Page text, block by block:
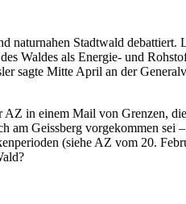
naturnahen Stadtwald debattiert.
Waldes als Energie- und
sagte Mitte April an der
in einem Mail von Grenzen,
Geissberg vorgekommen sei
(siehe AZ vom 20.